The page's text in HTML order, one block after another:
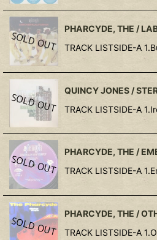
PHARCYDE, THE /
TRACK LISTSIDE-A
QUINCY JONES /
TRACK LISTSIDE-A
PHARCYDE, THE /
TRACK LISTSIDE-A
PHARCYDE, THE /
TRACK LISTSIDE-A